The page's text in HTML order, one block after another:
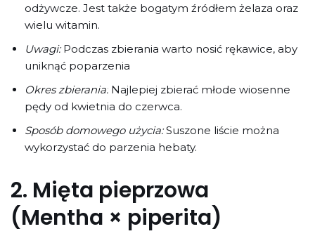
odżywcze. Jest także bogatym źródłem żelaza oraz
wielu witamin.
Uwagi:Podczas zbierania warto nosić rękawice, aby
uniknąć poparzenia
Okres zbierania: Najlepiej zbierać młode wiosenne
pędy od kwietnia do czerwca.
Sposób domowego użycia:Suszone liście można
wykorzystać do parzenia hebaty.
2. Mięta pieprzowa
(Mentha × piperita)